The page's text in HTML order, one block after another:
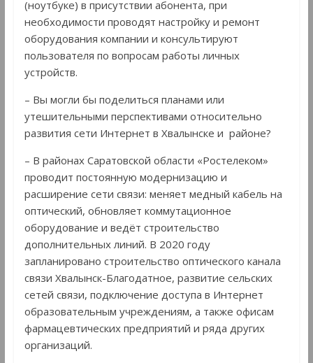
(ноутбуке) в присутствии абонента, при
необходимости проводят настройку и ремонт
оборудования компании и консультируют
пользователя по вопросам работы личных
устройств.
– Вы могли бы поделиться планами или
утешительными перспективами относительно
развития сети Интернет в Хвалынске и районе?
– В районах Саратовской области «Ростелеком»
проводит постоянную модернизацию и
расширение сети связи: меняет медный кабель на
оптический, обновляет коммутационное
оборудование и ведёт строительство
дополнительных линий. В 2020 году
запланировано строительство оптического канала
связи Хвалынск-Благодатное, развитие сельских
сетей связи, подключение доступа в Интернет
образовательным учреждениям, а также офисам
фармацевтических предприятий и ряда других
организаций.